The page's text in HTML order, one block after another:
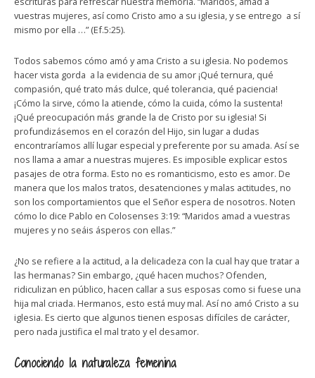
vuestras mujeres, así como Cristo amo a su iglesia, y se entrego a sí
mismo por ella …” (Ef.5:25).
Todos sabemos cómo amó y ama Cristo a su iglesia. No podemos
hacer vista gorda a la evidencia de su amor ¡Qué ternura, qué
compasión, qué trato más dulce, qué tolerancia, qué paciencia!
¡Cómo la sirve, cómo la atiende, cómo la cuida, cómo la sustenta!
¡Qué preocupación más grande la de Cristo por su iglesia! Si
profundizásemos en el corazón del Hijo, sin lugar a dudas
encontraríamos allí lugar especial y preferente por su amada. Así se
nos llama a amar a nuestras mujeres. Es imposible explicar estos
pasajes de otra forma. Esto no es romanticismo, esto es amor. De
manera que los malos tratos, desatenciones y malas actitudes, no
son los comportamientos que el Señor espera de nosotros. Noten
cómo lo dice Pablo en Colosenses 3:19: “Maridos amad a vuestras
mujeres y no seáis ásperos con ellas.”
¿No se refiere a la actitud, a la delicadeza con la cual hay que tratar a
las hermanas? Sin embargo, ¿qué hacen muchos? Ofenden,
ridiculizan en público, hacen callar a sus esposas como si fuese una
hija mal criada. Hermanos, esto está muy mal. Así no amó Cristo a su
iglesia. Es cierto que algunos tienen esposas difíciles de carácter,
pero nada justifica el mal trato y el desamor.
Conociendo la naturaleza femenina